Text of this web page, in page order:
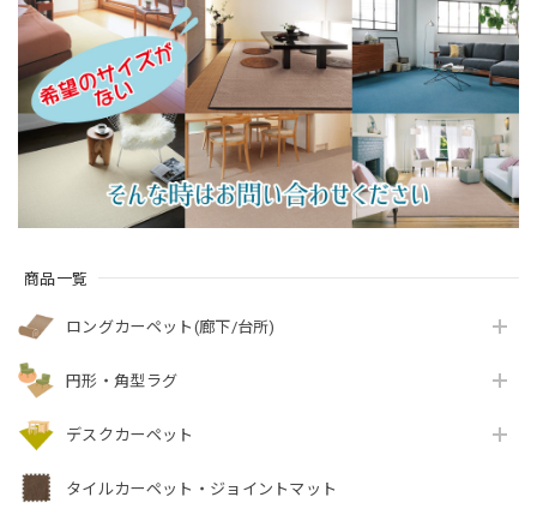
商品一覧
ロングカーペット(廊下/台所)
円形・角型ラグ
デスクカーペット
タイルカーペット・ジョイントマット
い♪ 波紋のような上
質感のあるテクスチ
ャー 無地 ループ カー
ペット全3色 防炎ラベ
ル付『アスボニ
ー/BNI』
効果でイヤな臭いの
元を90％以上カッ
ト！優しい色合いの
天然素材ウール100％
無地 ループ カーペッ
ト全4色 防炎ラベル付
『アスデイジ
ー/DSY』
効果でイヤな臭いの
元を90％以上カッ
ト！高密度パイルで
かろやかなタッチ 淡
い濃淡パイルの杢調
無地 カットカーペッ
ト 全4色 防炎ラベル
付『アスリリー/LLY』